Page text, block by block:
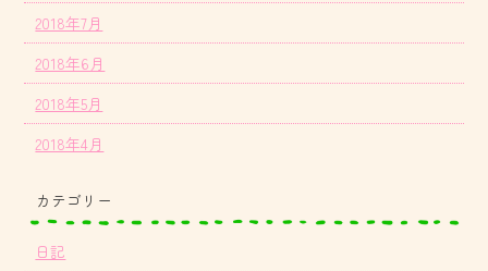
2018年7月
2018年6月
2018年5月
2018年4月
カテゴリー
日記